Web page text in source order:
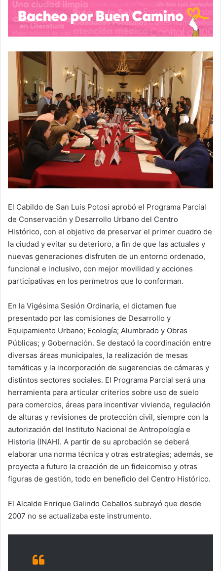
El Cabildo de San Luis Potosí aprobó el Programa Parcial
de Conservación y Desarrollo Urbano del Centro
Histórico, con el objetivo de preservar el primer cuadro de
la ciudad y evitar su deterioro, a fin de que las actuales y
nuevas generaciones disfruten de un entorno ordenado,
funcional e inclusivo, con mejor movilidad y acciones
participativas en los perímetros que lo conforman.
En la Vigésima Sesión Ordinaria, el dictamen fue
presentado por las comisiones de Desarrollo y
Equipamiento Urbano; Ecología; Alumbrado y Obras
Públicas; y Gobernación. Se destacó la coordinación entre
diversas áreas municipales, la realización de mesas
temáticas y la incorporación de sugerencias de cámaras y
distintos sectores sociales. El Programa Parcial será una
herramienta para articular criterios sobre uso de suelo
para comercios, áreas para incentivar vivienda, regulación
de alturas y revisiones de protección civil, siempre con la
autorización del Instituto Nacional de Antropología e
Historia (INAH). A partir de su aprobación se deberá
elaborar una norma técnica y otras estrategias; además, se
proyecta a futuro la creación de un fideicomiso y otras
figuras de gestión, todo en beneficio del Centro Histórico.
El Alcalde Enrique Galindo Ceballos subrayó que desde
2007 no se actualizaba este instrumento.